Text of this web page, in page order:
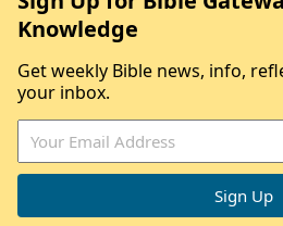
Knowledge
Get weekly Bible news, info,
your inbox.